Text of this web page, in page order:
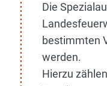
Die
bestimmten
werden.
Hierzu